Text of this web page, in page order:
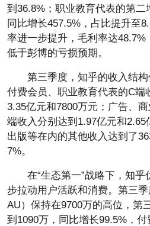
到36.8%；职业教育代表的第二
同比增长457.5%，占比提升至
率进一步提升，毛利率达48.7%
低于彭博的亏损预期。
第三季度，知乎的收入结构
付费会员、职业教育代表的C端
3.35亿元和7800万元；广告、
端收入分别达到1.97亿元和2.65
出版等在内的其他收入达到了
7%。
在“生态第一”战略下，知
步拉动用户活跃和消费。第三
AU）保持在9700万的高位，第
到1090万，同比增长99.5%，